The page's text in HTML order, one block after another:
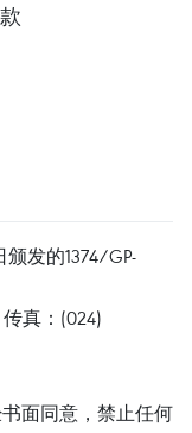
发的1374/GP-
传真：(024)
面同意，禁止任何